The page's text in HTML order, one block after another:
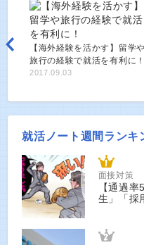
【海外経験を活かす】留学や
旅行の経験で就活を有利に！
2017.09.03
就活ノート週間ランキ
面接対策
【通過
生」「採